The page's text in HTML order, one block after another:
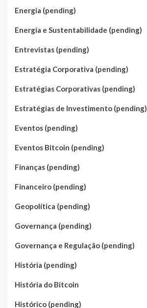
Energia (pending)
Energia e Sustentabilidade (pending)
Entrevistas (pending)
Estratégia Corporativa (pending)
Estratégias Corporativas (pending)
Estratégias de Investimento (pending)
Eventos (pending)
Eventos Bitcoin (pending)
Finanças (pending)
Financeiro (pending)
Geopolítica (pending)
Governança (pending)
Governança e Regulação (pending)
História (pending)
História do Bitcoin
Histórico (pending)